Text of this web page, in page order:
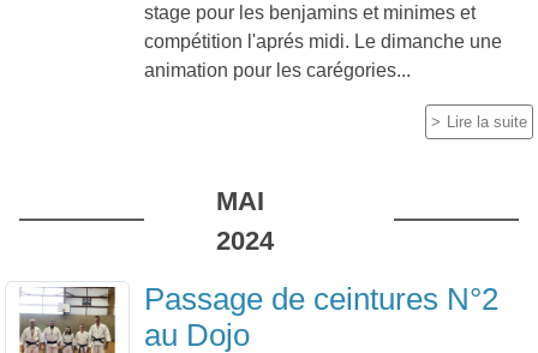
stage pour les benjamins et minimes et
compétition l'aprés midi. Le dimanche une
animation pour les carégories...
Lire la suite
MAI
2024
Passage de ceintures N°2
au Dojo